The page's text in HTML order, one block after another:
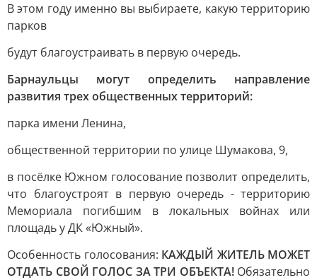
В этом году именно вы выбираете, какую территорию
парков
будут благоустраивать в первую очередь.
Барнаульцы могут определить направление
развития трех общественных территорий:
парка имени Ленина,
общественной территории по улице Шумакова, 9,
в посёлке Южном голосование позволит определить,
что благоустроят в первую очередь - территорию
Мемориала погибшим в локальных войнах или
площадь у ДК «Южный».
Особенность голосования: КАЖДЫЙ ЖИТЕЛЬ МОЖЕТ
ОТДАТЬ СВОЙ ГОЛОС ЗА ТРИ ОБЪЕКТА! Обязательно